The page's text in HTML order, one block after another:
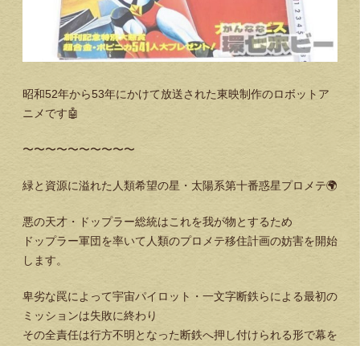
昭和52年から53年にかけて放送された東映制作のロボットア
ニメです🤖
〜〜〜〜〜〜〜〜〜〜
緑と資源に溢れた人類希望の星・太陽系第十番惑星プロメテ🌍
悪の天才・ドップラー総統はこれを我が物とするため
ドップラー軍団を率いて人類のプロメテ移住計画の妨害を開始
します。
卑劣な罠によって宇宙パイロット・一文字断鉄らによる最初の
ミッションは失敗に終わり
その全責任は行方不明となった断鉄へ押し付けられる形で幕を